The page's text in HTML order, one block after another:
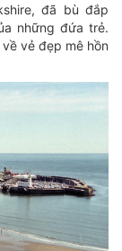
đã bù đắp
những đứa trẻ.
vẻ đẹp mê hồn